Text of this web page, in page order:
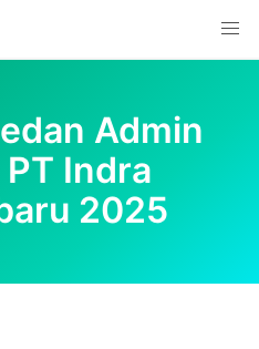
Admin
Indra
2025